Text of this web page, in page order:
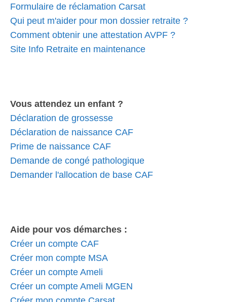
Formulaire de réclamation Carsat
Qui peut m'aider pour mon dossier retraite ?
Comment obtenir une attestation AVPF ?
Site Info Retraite en maintenance
Vous attendez un enfant ?
Déclaration de grossesse
Déclaration de naissance CAF
Prime de naissance CAF
Demande de congé pathologique
Demander l'allocation de base CAF
Aide pour vos démarches :
Créer un compte CAF
Créer mon compte MSA
Créer un compte Ameli
Créer un compte Ameli MGEN